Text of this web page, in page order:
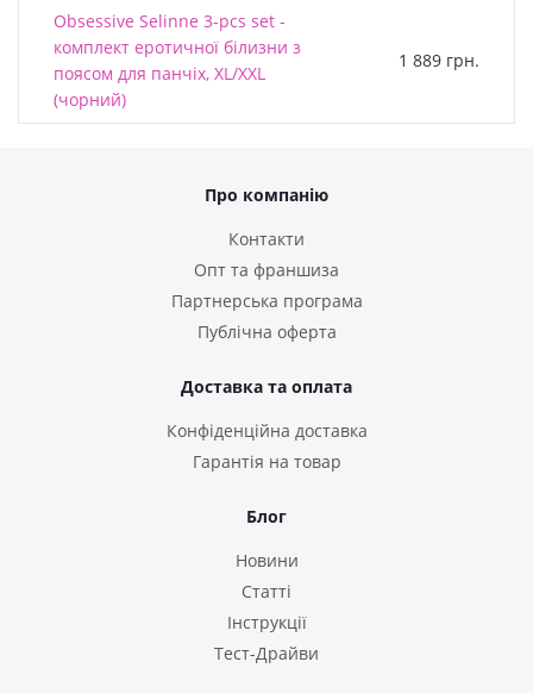
Obsessive Selinne 3-pcs set -
комплект еротичної білизни з
поясом для панчіх, XL/XXL
(чорний)
1 889 грн.
Про компанію
Контакти
Опт та франшиза
Партнерська програма
Публічна оферта
Доставка та оплата
Конфіденційна доставка
Гарантія на товар
Блог
Новини
Статті
Інструкції
Тест-Драйви